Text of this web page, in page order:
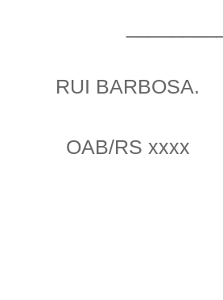
RUI BARBOSA.
OAB/RS xxxx